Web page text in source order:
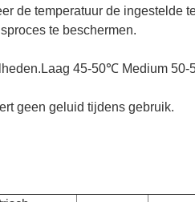
de temperatuur de ingestelde
te beschermen.
45-50℃ Medium
geen geluid tijdens gebruik.